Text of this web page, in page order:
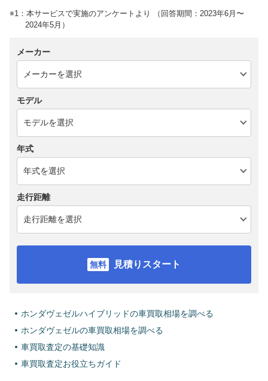
※1：本サービスで実施のアンケートより （回答期間：2023年6月〜
2024年5月）
メーカー
モデル
年式
走行距離
見積りスタート
ホンダヴェゼルハイブリッドの車買取相場を調べる
ホンダヴェゼルの車買取相場を調べる
車買取査定の基礎知識
車買取査定お役立ちガイド